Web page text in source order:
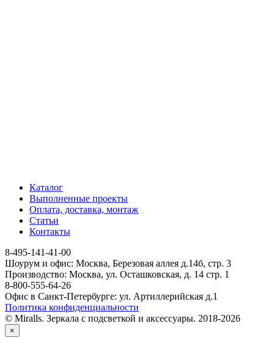
Каталог
Выполненные проекты
Оплата, доставка, монтаж
Статьи
Контакты
8-495-141-41-00
Шоурум и офис: Москва, Березовая аллея д.14б, стр. 3
Производство: Москва, ул. Осташковская, д. 14 стр. 1
8-800-555-64-26
Офис в Санкт-Петербурге: ул. Артиллерийская д.1
Политика конфиденциальности
© Miralls. Зеркала с подсветкой и аксессуары. 2018-2026
×